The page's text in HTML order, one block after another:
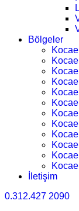
Bölgeler
İletişim
0.312.427 2090